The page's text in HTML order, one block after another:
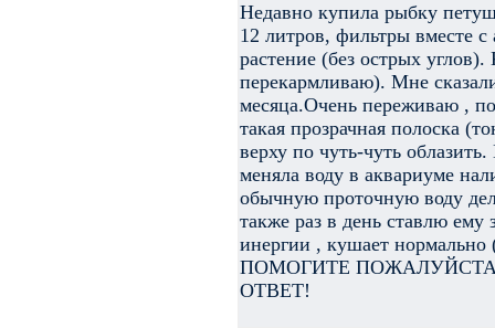
Недавно купила рыбку
12 литров, фильтры вместе
растение (без острых
перекармливаю). Мне
месяца.Очень переживаю ,
такая прозрачная полоска
верху по чуть-чуть
меняла воду в аквариуме
обычную проточную воду
также раз в день ставлю ему
инергии , кушает нормально
ПОМОГИТЕ
ОТВЕТ!